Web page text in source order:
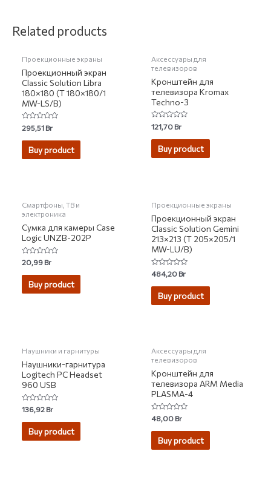
Related products
НЕТ НА СКЛАДЕ
Проекционные экраны
Проекционный экран
Classic Solution Libra
180×180 (T 180×180/1
MW-LS/B)
Rated
0
out
295,51Br
Buy product
Аксессуары для
телевизоров
Кронштейн для
телевизора Kromax
Techno-3
Rated
0
out
121,70Br
Buy product
Смартфоны, ТВ и
электроника
Сумка для камеры Case
Logic UNZB-202P
Rated
0
out
20,99Br
Buy product
Проекционные экраны
Проекционный экран
Classic Solution Gemini
213×213 (T 205×205/1
MW-LU/B)
Rated
0
out
484,20Br
Buy product
Наушники и гарнитуры
Наушники-гарнитура
Logitech PC Headset
960 USB
Rated
0
out
136,92Br
Buy product
Аксессуары для
телевизоров
Кронштейн для
телевизора ARM Media
PLASMA-4
Rated
0
out
48,00Br
Buy product